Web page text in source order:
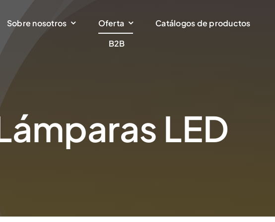
Sobre nosotros Oferta
Catálogos de productos
B2B
LED